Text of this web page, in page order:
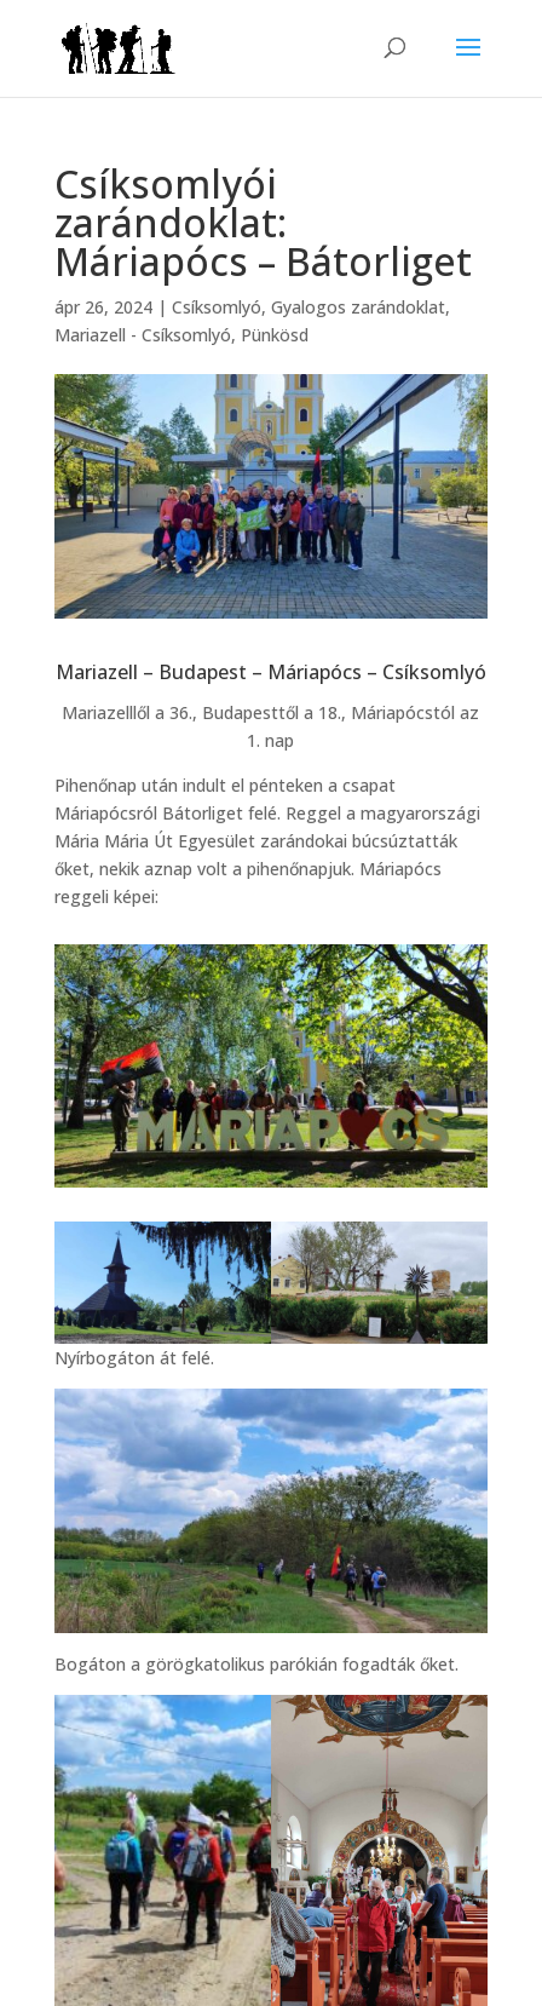
Csíksomlyói
zarándoklat:
Máriapócs – Bátorliget
ápr 26, 2024| Csíksomlyó, Gyalogos zarándoklat,
Mariazell - Csíksomlyó, Pünkösd
Mariazell – Budapest – Máriapócs – Csíksomlyó
Mariazelllől a 36., Budapesttől a 18., Máriapócstól az
1. nap
Pihenőnap után indult el pénteken a csapat
Máriapócsról Bátorliget felé. Reggel a magyarországi
Mária Mária Út Egyesület zarándokai búcsúztatták
őket, nekik aznap volt a pihenőnapjuk. Máriapócs
reggeli képei:
Nyírbogáton át felé.
Bogáton a görögkatolikus parókián fogadták őket.